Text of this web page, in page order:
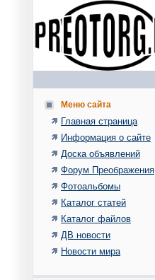
Меню сайта
Главная страница
Информация о сайте
Доска объявлений
Форум Преображения
Фотоальбомы
Каталог статей
Каталог файлов
ДВ новости
Новости мира